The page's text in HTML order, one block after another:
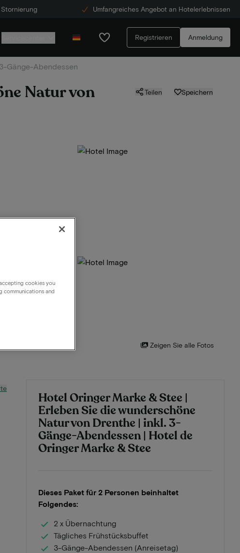
Umfangreiches Angebot an Hotelerlebnissen
Registrieren Anmeldung
Gänge-Abendessen
Natur von Teilen Speichern
Zeigen Sie alle Fotos
Hotel Oringer Marke & Stee |
Erleben Sie die wunderschöne
Natur von Drenthe | inkl. 3-
Gänge-Abendessen | Hotel de
Oringer Marke & Stee
Dieses Paket für 2 Personen beinhaltet
Folgendes:
2 x Übernachtung
Tägliches Frühstücksbuffet
3-Gänge-Abendessen (Anreisetag)
cookies you
communications and